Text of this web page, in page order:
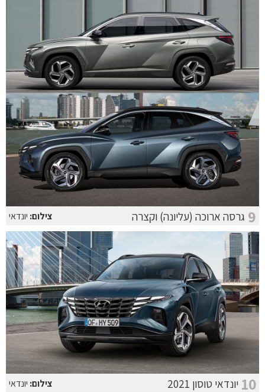
9 גרסה ארוכה (עליונה) וקצרה צילום: יונדאי
10 יונדאי טוסון 2021 צילום: יונדאי